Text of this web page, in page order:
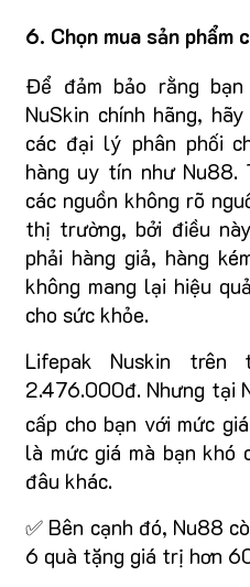
6. Chọn mua sản phẩm
Để đảm bảo rằng
NuSkin chính hãng,
các đại lý phân phối
hàng uy tín như Nu88.
các nguồn không rõ
thị trường, bởi điều
phải hàng giả, hàng
không mang lại hiệu
cho sức khỏe.
Lifepak Nuskin
2.476.000đ. Nhưng tại
cấp cho bạn với mức
là mức giá mà bạn
đâu khác.
✅ Bên cạnh đó, Nu88
6 quà tặng giá trị hơn